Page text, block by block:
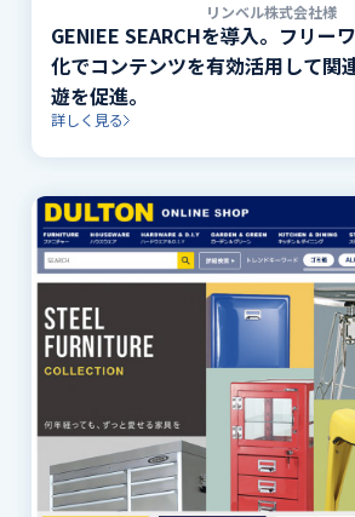
リンベル株式会社様
GENIEE SEARCHを導入。フリー
化でコンテンツを有効活用して関
遊を促進。
詳しく見る